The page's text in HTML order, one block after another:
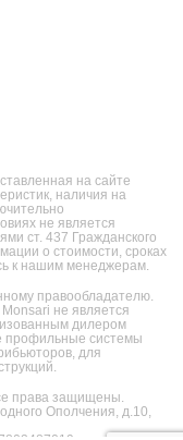
на сайте
наличия на
не является
ст. 437 Гражданского
о стоимости, сроках
к нашим менеджерам.
правообладателю.
не является
дилером
профильные системы
для
права защищены.
Ополчения, д.10,